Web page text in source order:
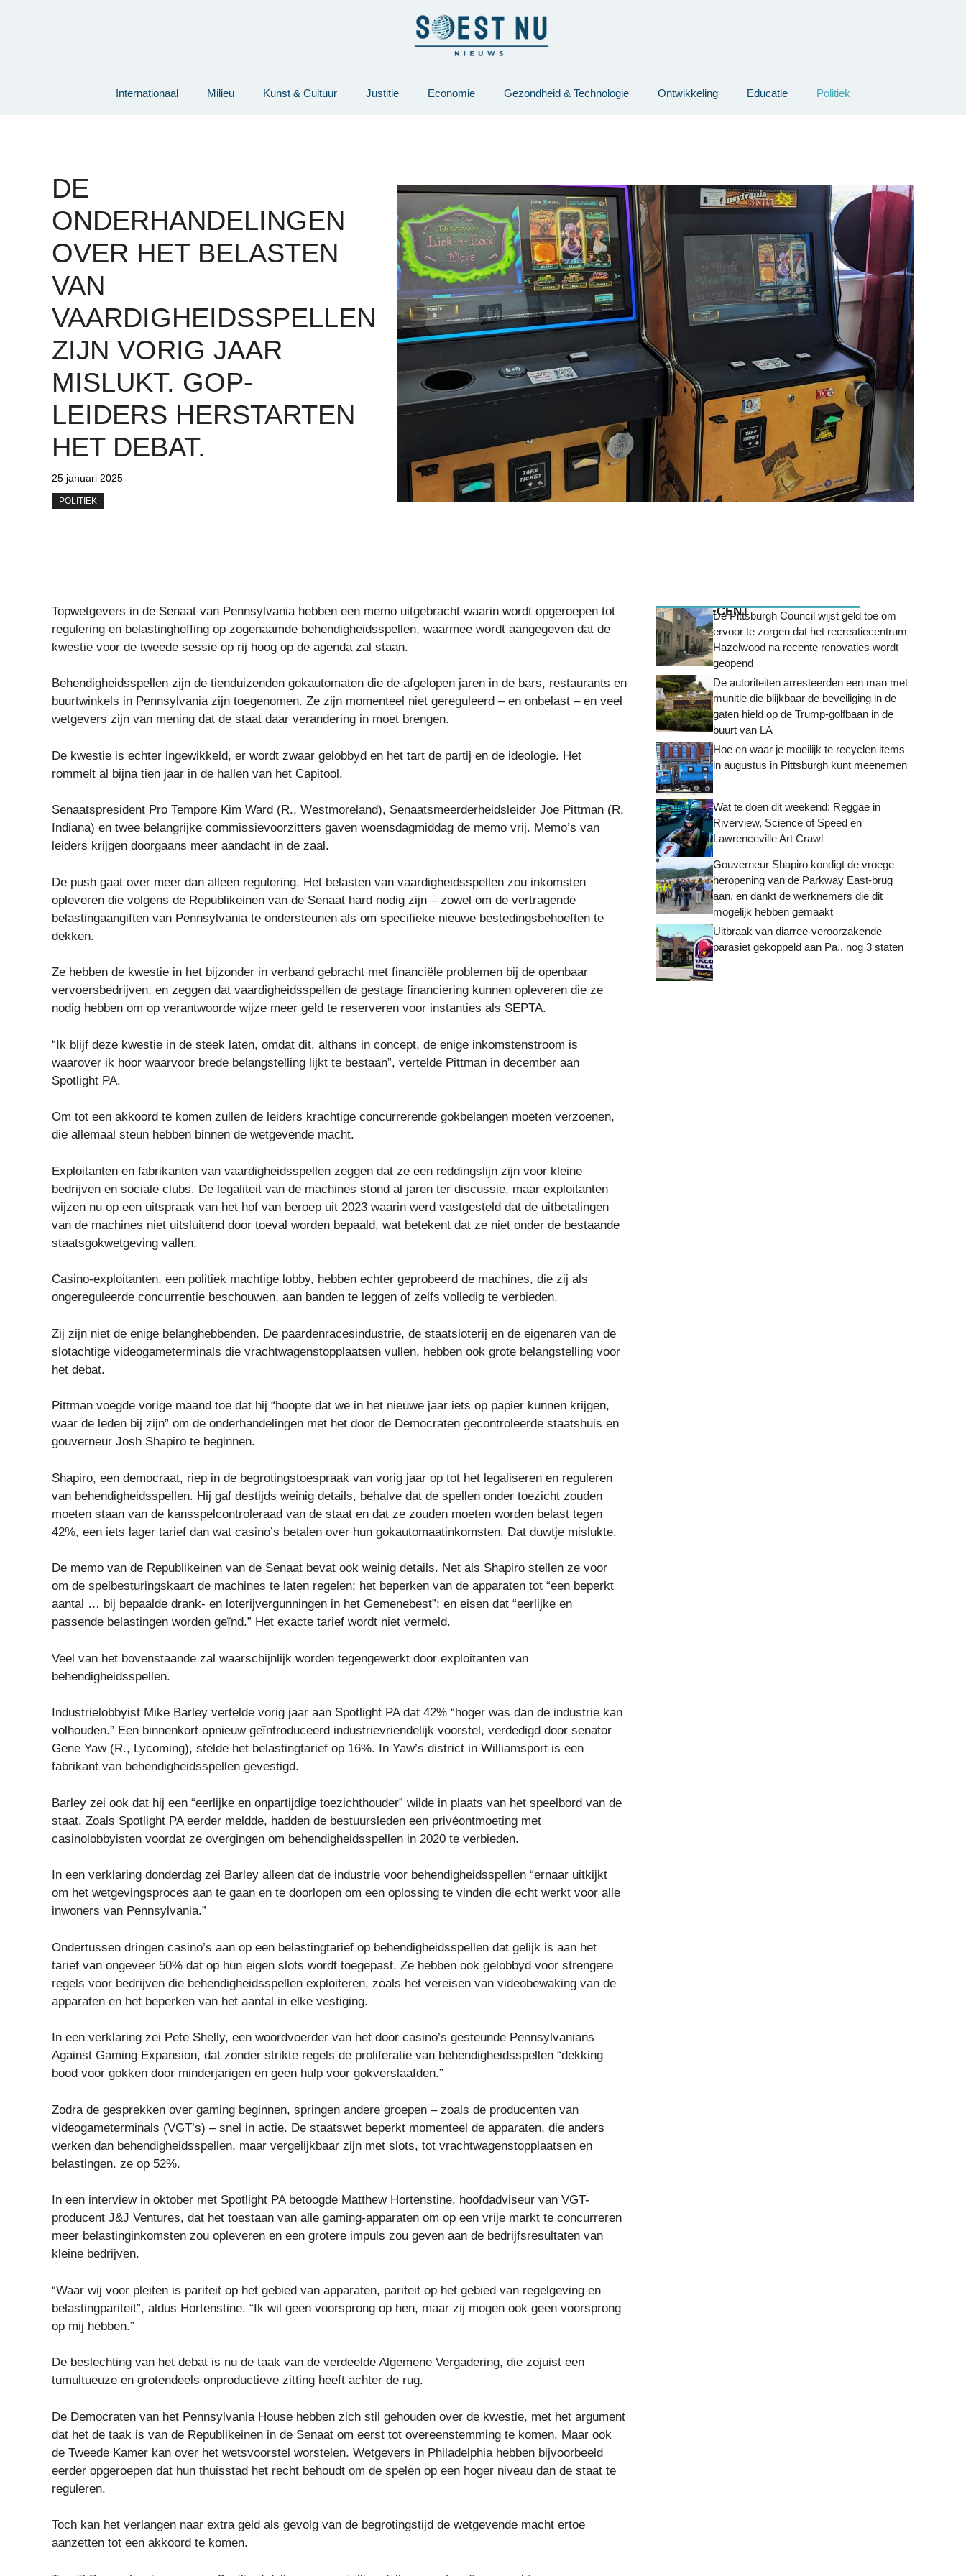
Internationaal Milieu Kunst & Cultuur Justitie Economie Gezondheid & Technologie Ontwikkeling Educatie Politiek
DE
ONDERHANDELINGEN
OVER HET BELASTEN
VAN
VAARDIGHEIDSSPELLEN
ZIJN VORIG JAAR
MISLUKT. GOP-
LEIDERS HERSTARTEN
HET DEBAT.
25 januari 2025
POLITIEK
Topwetgevers in de Senaat van Pennsylvania hebben een memo uitgebracht waarin wordt opgeroepen tot
regulering en belastingheffing op zogenaamde behendigheidsspellen, waarmee wordt aangegeven dat de
kwestie voor de tweede sessie op rij hoog op de agenda zal staan.
Behendigheidsspellen zijn de tienduizenden gokautomaten die de afgelopen jaren in de bars, restaurants en
buurtwinkels in Pennsylvania zijn toegenomen. Ze zijn momenteel niet gereguleerd – en onbelast – en veel
wetgevers zijn van mening dat de staat daar verandering in moet brengen.
De kwestie is echter ingewikkeld, er wordt zwaar gelobbyd en het tart de partij en de ideologie. Het
rommelt al bijna tien jaar in de hallen van het Capitool.
Senaatspresident Pro Tempore Kim Ward (R., Westmoreland), Senaatsmeerderheidsleider Joe Pittman (R,
Indiana) en twee belangrijke commissievoorzitters gaven woensdagmiddag de memo vrij. Memo’s van
leiders krijgen doorgaans meer aandacht in de zaal.
De push gaat over meer dan alleen regulering. Het belasten van vaardigheidsspellen zou inkomsten
opleveren die volgens de Republikeinen van de Senaat hard nodig zijn – zowel om de vertragende
belastingaangiften van Pennsylvania te ondersteunen als om specifieke nieuwe bestedingsbehoeften te
dekken.
Ze hebben de kwestie in het bijzonder in verband gebracht met financiële problemen bij de openbaar
vervoersbedrijven, en zeggen dat vaardigheidsspellen de gestage financiering kunnen opleveren die ze
nodig hebben om op verantwoorde wijze meer geld te reserveren voor instanties als SEPTA.
“Ik blijf deze kwestie in de steek laten, omdat dit, althans in concept, de enige inkomstenstroom is
waarover ik hoor waarvoor brede belangstelling lijkt te bestaan”, vertelde Pittman in december aan
Spotlight PA.
Om tot een akkoord te komen zullen de leiders krachtige concurrerende gokbelangen moeten verzoenen,
die allemaal steun hebben binnen de wetgevende macht.
Exploitanten en fabrikanten van vaardigheidsspellen zeggen dat ze een reddingslijn zijn voor kleine
bedrijven en sociale clubs. De legaliteit van de machines stond al jaren ter discussie, maar exploitanten
wijzen nu op een uitspraak van het hof van beroep uit 2023 waarin werd vastgesteld dat de uitbetalingen
van de machines niet uitsluitend door toeval worden bepaald, wat betekent dat ze niet onder de bestaande
staatsgokwetgeving vallen.
Casino-exploitanten, een politiek machtige lobby, hebben echter geprobeerd de machines, die zij als
ongereguleerde concurrentie beschouwen, aan banden te leggen of zelfs volledig te verbieden.
Zij zijn niet de enige belanghebbenden. De paardenracesindustrie, de staatsloterij en de eigenaren van de
slotachtige videogameterminals die vrachtwagenstopplaatsen vullen, hebben ook grote belangstelling voor
het debat.
Pittman voegde vorige maand toe dat hij “hoopte dat we in het nieuwe jaar iets op papier kunnen krijgen,
waar de leden bij zijn” om de onderhandelingen met het door de Democraten gecontroleerde staatshuis en
gouverneur Josh Shapiro te beginnen.
Shapiro, een democraat, riep in de begrotingstoespraak van vorig jaar op tot het legaliseren en reguleren
van behendigheidsspellen. Hij gaf destijds weinig details, behalve dat de spellen onder toezicht zouden
moeten staan ​​van de kansspelcontroleraad van de staat en dat ze zouden moeten worden belast tegen
42%, een iets lager tarief dan wat casino’s betalen over hun gokautomaatinkomsten. Dat duwtje mislukte.
De memo van de Republikeinen van de Senaat bevat ook weinig details. Net als Shapiro stellen ze voor
om de spelbesturingskaart de machines te laten regelen; het beperken van de apparaten tot “een beperkt
aantal … bij bepaalde drank- en loterijvergunningen in het Gemenebest”; en eisen dat “eerlijke en
passende belastingen worden geïnd.” Het exacte tarief wordt niet vermeld.
Veel van het bovenstaande zal waarschijnlijk worden tegengewerkt door exploitanten van
behendigheidsspellen.
Industrielobbyist Mike Barley vertelde vorig jaar aan Spotlight PA dat 42% “hoger was dan de industrie kan
volhouden.” Een binnenkort opnieuw geïntroduceerd industrievriendelijk voorstel, verdedigd door senator
Gene Yaw (R., Lycoming), stelde het belastingtarief op 16%. In Yaw’s district in Williamsport is een
fabrikant van behendigheidsspellen gevestigd.
Barley zei ook dat hij een “eerlijke en onpartijdige toezichthouder” wilde in plaats van het speelbord van de
staat. Zoals Spotlight PA eerder meldde, hadden de bestuursleden een privéontmoeting met
casinolobbyisten voordat ze overgingen om behendigheidsspellen in 2020 te verbieden.
In een verklaring donderdag zei Barley alleen dat de industrie voor behendigheidsspellen “ernaar uitkijkt
om het wetgevingsproces aan te gaan en te doorlopen om een ​​oplossing te vinden die echt werkt voor alle
inwoners van Pennsylvania.”
Ondertussen dringen casino’s aan op een belastingtarief op behendigheidsspellen dat gelijk is aan het
tarief van ongeveer 50% dat op hun eigen slots wordt toegepast. Ze hebben ook gelobbyd voor strengere
regels voor bedrijven die behendigheidsspellen exploiteren, zoals het vereisen van videobewaking van de
apparaten en het beperken van het aantal in elke vestiging.
In een verklaring zei Pete Shelly, een woordvoerder van het door casino’s gesteunde Pennsylvanians
Against Gaming Expansion, dat zonder strikte regels de proliferatie van behendigheidsspellen “dekking
bood voor gokken door minderjarigen en geen hulp voor gokverslaafden.”
Zodra de gesprekken over gaming beginnen, springen andere groepen – zoals de producenten van
videogameterminals (VGT’s) – snel in actie. De staatswet beperkt momenteel de apparaten, die anders
werken dan behendigheidsspellen, maar vergelijkbaar zijn met slots, tot vrachtwagenstopplaatsen en
belastingen. ze op 52%.
In een interview in oktober met Spotlight PA betoogde Matthew Hortenstine, hoofdadviseur van VGT-
producent J&J Ventures, dat het toestaan ​​van alle gaming-apparaten om op een vrije markt te concurreren
meer belastinginkomsten zou opleveren en een grotere impuls zou geven aan de bedrijfsresultaten van
kleine bedrijven.
“Waar wij voor pleiten is pariteit op het gebied van apparaten, pariteit op het gebied van regelgeving en
belastingpariteit”, aldus Hortenstine. “Ik wil geen voorsprong op hen, maar zij mogen ook geen voorsprong
op mij hebben.”
De beslechting van het debat is nu de taak van de verdeelde Algemene Vergadering, die zojuist een
tumultueuze en grotendeels onproductieve zitting heeft achter de rug.
De Democraten van het Pennsylvania House hebben zich stil gehouden over de kwestie, met het argument
dat het de taak is van de Republikeinen in de Senaat om eerst tot overeenstemming te komen. Maar ook
de Tweede Kamer kan over het wetsvoorstel worstelen. Wetgevers in Philadelphia hebben bijvoorbeeld
eerder opgeroepen dat hun thuisstad het recht behoudt om de spelen op een hoger niveau dan de staat te
reguleren.
Toch kan het verlangen naar extra geld als gevolg van de begrotingstijd de wetgevende macht ertoe
aanzetten tot een akkoord te komen.
MEEST RECENTDe Pittsburgh Council wijst geld toe om
ervoor te zorgen dat het recreatiecentrum
Hazelwood na recente renovaties wordt
geopend
De autoriteiten arresteerden een man met
munitie die blijkbaar de beveiliging in de
gaten hield op de Trump-golfbaan in de
buurt van LA
Hoe en waar je moeilijk te recyclen items
in augustus in Pittsburgh kunt meenemen
Wat te doen dit weekend: Reggae in
Riverview, Science of Speed ​​en
Lawrenceville Art Crawl
Gouverneur Shapiro kondigt de vroege
heropening van de Parkway East-brug
aan, en dankt de werknemers die dit
mogelijk hebben gemaakt
Uitbraak van diarree-veroorzakende
parasiet gekoppeld aan Pa., nog 3 staten